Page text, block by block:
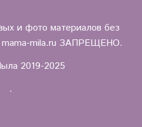
и фото материалов без
mama-mila.ru ЗАПРЕЩЕНО.
2019-2025
.